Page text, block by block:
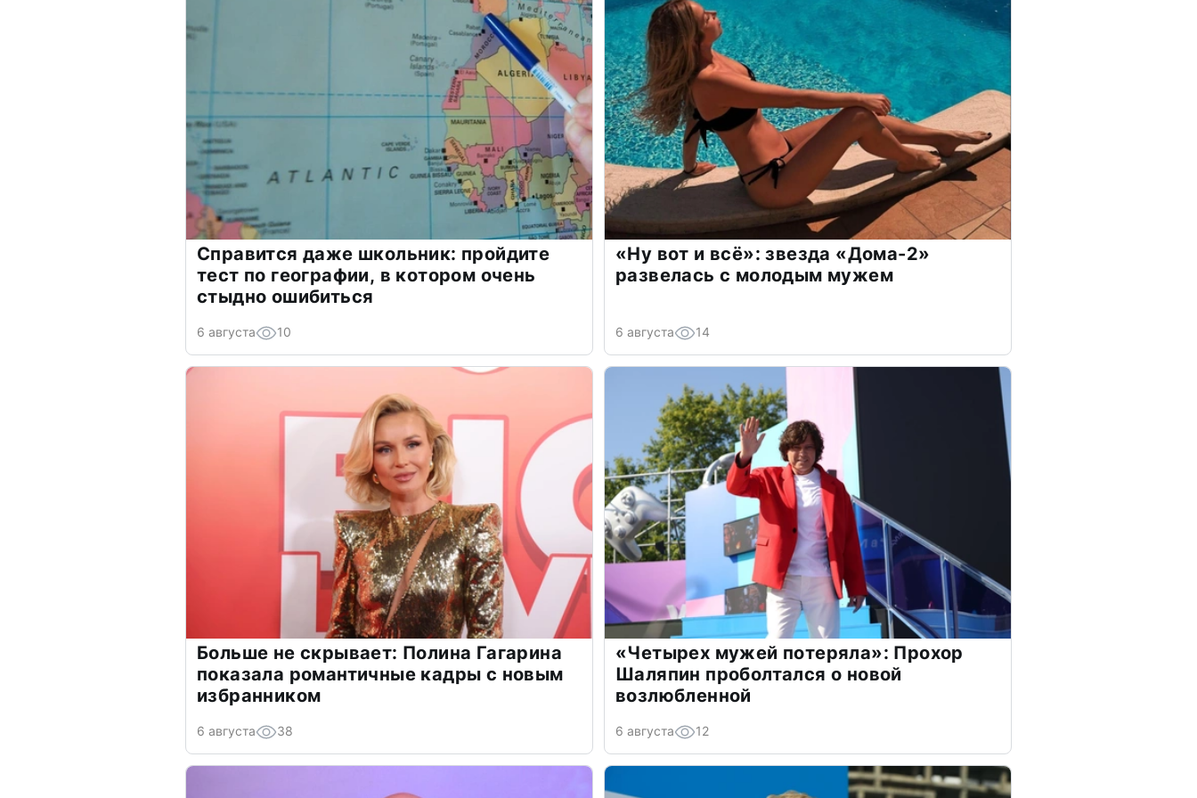
Справится даже школьник: пройдите
тест по географии, в котором очень
стыдно ошибиться
6 августа 10
«Ну вот и всё»: звезда «Дома-2»
развелась с молодым мужем
6 августа 14
Больше не скрывает: Полина Гагарина
показала романтичные кадры с новым
избранником
6 августа 38
«Четырех мужей потеряла»: Прохор
Шаляпин проболтался о новой
возлюбленной
6 августа 12